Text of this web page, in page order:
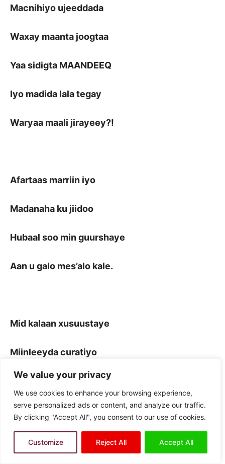
We value your privacy
We use cookies to enhance your browsing experience,
serve personalized ads or content, and analyze our traffic.
By clicking "Accept All", you consent to our use of cookies.
Customize Reject All Accept All
Macnihiyo ujeeddada
Waxay maanta joogtaa
Yaa sidigta MAANDEEQ
Iyo madida lala tegay
Waryaa maali jirayeey?!
Afartaas marriin iyo
Madanaha ku jiidoo
Hubaal soo min guurshaye
Aan u galo mes’alo kale.
Mid kalaan xusuustaye
Miinleeyda curatiyo
Maansadaan silsiladeed
Waxaa loogu magaca daray
Baadi iga maqnaydoo